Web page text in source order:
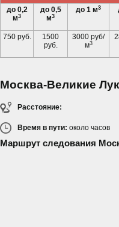
до 0,2
м3
до 0,5
м3
до 1 м3
750 руб.
1500
руб.
3000 руб/
м3
Москва-Великие
Расстояние:
Время в пути: около часов
Маршрут следования